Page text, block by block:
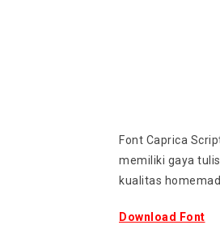
Font Caprica
memiliki gaya
kualitas
Download Font